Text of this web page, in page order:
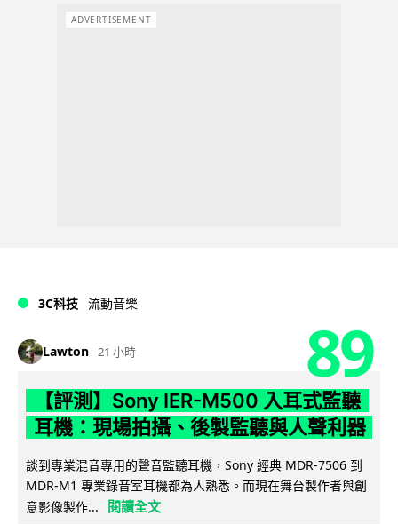
ADVERTISEMENT
3C科技 流動音樂
Lawton 21 小時 89
【評測】Sony IER-M500 入耳式監聽
耳機：現場拍攝、後製監聽與人聲利器
談到專業混音專用的聲音監聽耳機，Sony 經典 MDR-7506 到
MDR-M1 專業錄音室耳機都為人熟悉。而現在舞台製作者與創
意影像製作...
閱讀全文